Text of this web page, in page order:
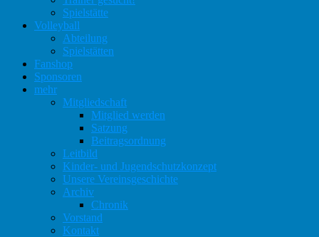
Spielstätte
Volleyball
Abteilung
Spielstätten
Fanshop
Sponsoren
mehr
Mitgliedschaft
Mitglied werden
Satzung
Beitragsordnung
Leitbild
Kinder- und Jugendschutzkonzept
Unsere Vereinsgeschichte
Archiv
Chronik
Vorstand
Kontakt